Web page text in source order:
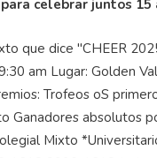
celebrar juntos